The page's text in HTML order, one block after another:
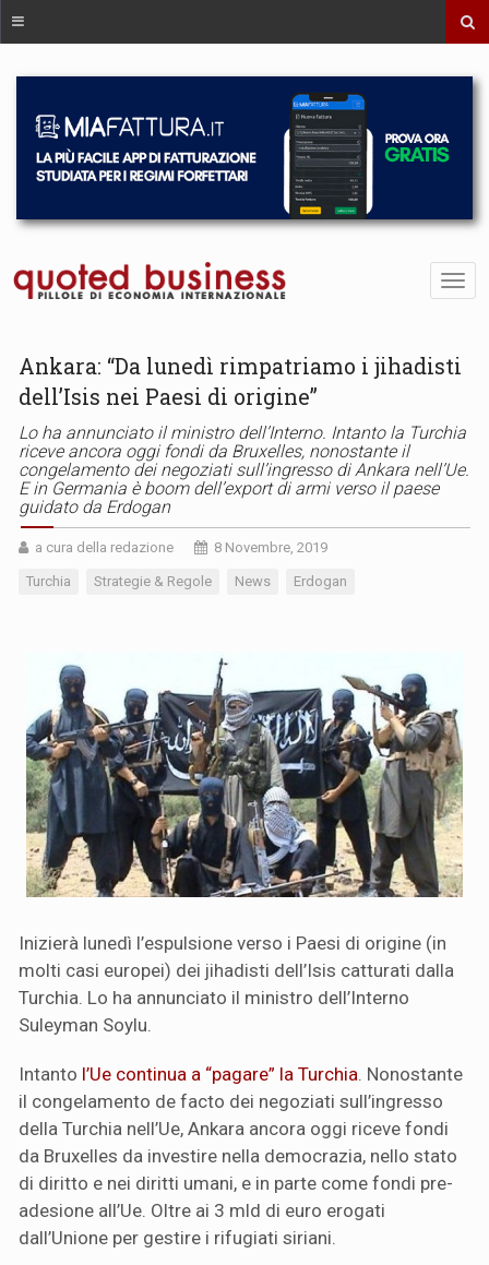
Ankara: “Da lunedì rimpatriamo i jihadisti
dell’Isis nei Paesi di origine”
Lo ha annunciato il ministro dell’Interno. Intanto la Turchia
riceve ancora oggi fondi da Bruxelles, nonostante il
congelamento dei negoziati sull’ingresso di Ankara nell’Ue.
E in Germania è boom dell’export di armi verso il paese
guidato da Erdogan
a cura della redazione 8 Novembre, 2019
Turchia Strategie & Regole News Erdogan
Inizierà lunedì l’espulsione verso i Paesi di origine (in
molti casi europei) dei jihadisti dell’Isis catturati dalla
Turchia. Lo ha annunciato il ministro dell’Interno
Suleyman Soylu.
Intanto l’Ue continua a “pagare” la Turchia . Nonostante
il congelamento de facto dei negoziati sull’ingresso
della Turchia nell’Ue, Ankara ancora oggi riceve fondi
da Bruxelles da investire nella democrazia, nello stato
di diritto e nei diritti umani, e in parte come fondi pre-
adesione all’Ue. Oltre ai 3 mld di euro erogati
dall’Unione per gestire i rifugiati siriani.